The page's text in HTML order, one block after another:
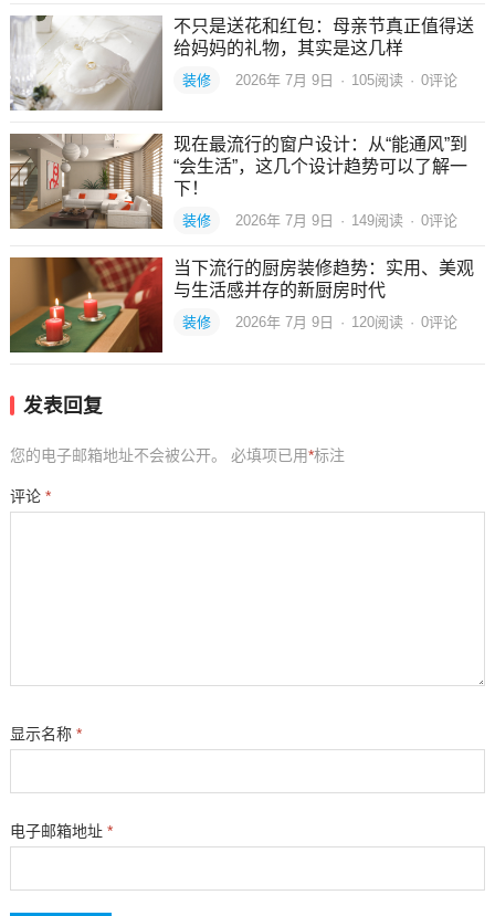
不只是送花和红包：母亲节真正值得送
给妈妈的礼物，其实是这几样
装修 2026年 7月 9日 · 105阅读 · 0评论
现在最流行的窗户设计：从“能通风”到
“会生活”，这几个设计趋势可以了解一
下！
装修 2026年 7月 9日 · 149阅读 · 0评论
当下流行的厨房装修趋势：实用、美观
与生活感并存的新厨房时代
装修 2026年 7月 9日 · 120阅读 · 0评论
发表回复
您的电子邮箱地址不会被公开。 必填项已用*标注
评论 *
显示名称 *
电子邮箱地址 *